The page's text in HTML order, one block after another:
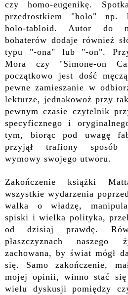
czy homo-eugenikę.
przedrostkiem "holo" np.
holo-tabloid. Autor do
bohaterów dodaje również
typu "-ona" lub "-on".
Mora czy "Simone-on
początkowo jest dość
pewne zamieszanie w
lekturze, jednakowoż przy
pewnym czasie czytelnik
specyficznego i
tym, biorąc pod uwagę
przyjął trafiony sposób
wymowy swojego utworu.
Zakończenie książki
wszystkie wydarzenia
walka o władzę,
spiski i wielka polityka,
od dzisiaj prawdę. Ró
płaszczyznach
zachowana, by świat mógł
się. Samo zakończenie,
mojej opinii, winno stać
wielu dyskusji pomiędzy